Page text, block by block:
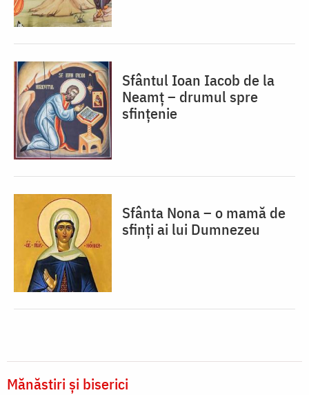
Sfântul Ioan Iacob de la
Neamț – drumul spre
sfințenie
Sfânta Nona – o mamă de
sfinți ai lui Dumnezeu
Mănăstiri și biserici